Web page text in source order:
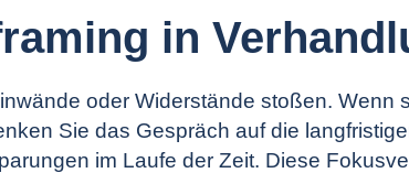
in
oder Widerstände stoßen. Wenn
Sie das Gespräch auf die
im Laufe der Zeit. Diese